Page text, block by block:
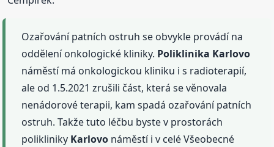
Ozařování patních ostruh se obvykle provádí na
oddělení onkologické kliniky. Poliklinika Karlovo
náměstí má onkologickou kliniku i s radioterapií,
ale od 1.5.2021 zrušili část, která se věnovala
nenádorové terapii, kam spadá ozařování patních
ostruh. Takže tuto léčbu byste v prostorách
polikliniky Karlovo náměstí i v celé Všeobecné